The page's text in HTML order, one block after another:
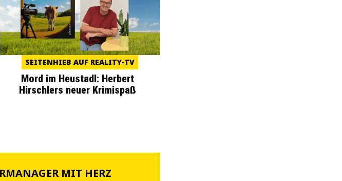
SEITENHIEB AUF REALITY-TV
Mord im Heustadl: Herbert
Hirschlers neuer Krimispaß
MIT HERZ